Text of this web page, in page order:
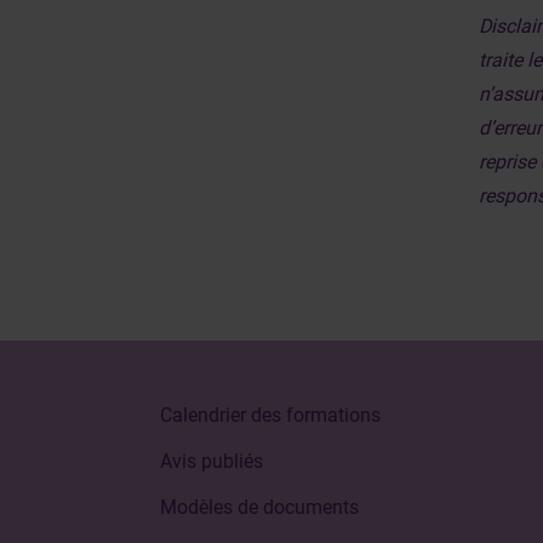
traite
reprise
Calendrier des formations
Avis publiés
Modèles de documents